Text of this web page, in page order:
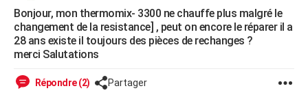
Essais
Réserver un essai
Citadines
Berlines
SUV
Forum auto
+HIGH-TECH
Mobiles
Meilleur smartphone
Internet
Ordinateurs
Jeux vidéo
Guide high-tech
+BRICOLAGE
Forum
Aménagement intérieur
Extérieur
Cuisine
Salle de bains
Jardinage
Rangement
WEEK-END
Bonjour, mon thermomix- 3300 ne chauffe plus malgré le
changement de la resistance] , peut on encore le réparer il a
28 ans existe il toujours des pièces de rechanges ?
merci Salutations
Répondre (2) Partager